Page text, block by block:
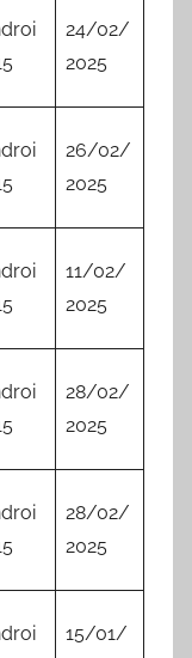
24/02/
2025
26/02/
2025
11/02/
2025
28/02/
2025
28/02/
2025
15/01/